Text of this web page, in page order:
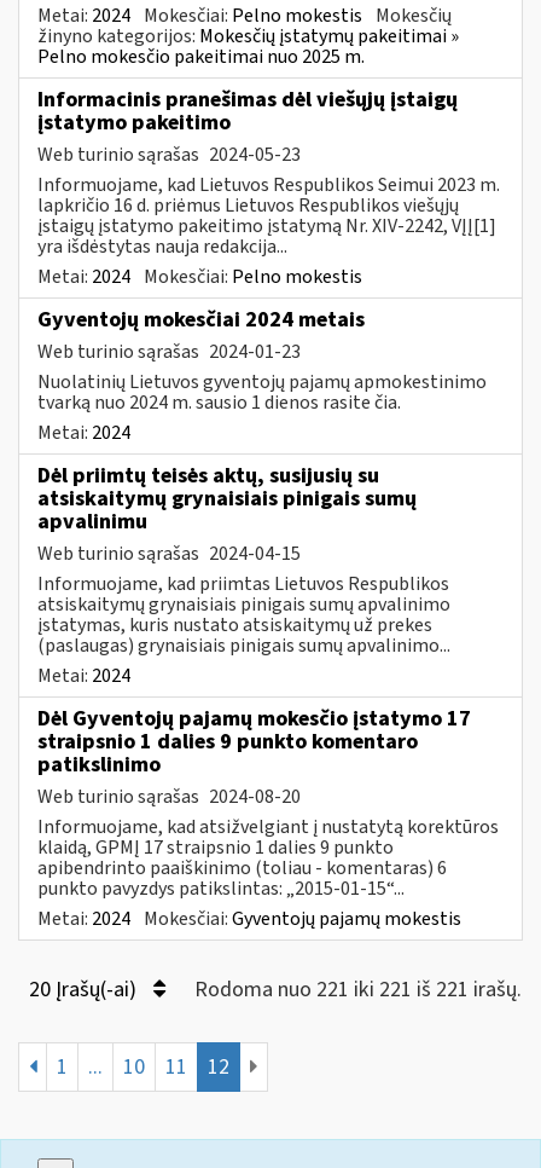
Metai: 2024 Mokesčiai: Pelno mokestis Mokesčių
žinyno kategorijos: Mokesčių įstatymų pakeitimai »
Pelno mokesčio pakeitimai nuo 2025 m.
Informacinis pranešimas dėl viešųjų įstaigų
įstatymo pakeitimo
Web turinio sąrašas 2024-05-23
Informuojame, kad Lietuvos Respublikos Seimui 2023 m.
lapkričio 16 d. priėmus Lietuvos Respublikos viešųjų
įstaigų įstatymo pakeitimo įstatymą Nr. XIV-2242, VĮĮ[1]
yra išdėstytas nauja redakcija...
Metai: 2024 Mokesčiai: Pelno mokestis
Gyventojų mokesčiai 2024 metais
Web turinio sąrašas 2024-01-23
Nuolatinių Lietuvos gyventojų pajamų apmokestinimo
tvarką nuo 2024 m. sausio 1 dienos rasite čia.
Metai: 2024
Dėl priimtų teisės aktų, susijusių su
atsiskaitymų grynaisiais pinigais sumų
apvalinimu
Web turinio sąrašas 2024-04-15
Informuojame, kad priimtas Lietuvos Respublikos
atsiskaitymų grynaisiais pinigais sumų apvalinimo
įstatymas, kuris nustato atsiskaitymų už prekes
(paslaugas) grynaisiais pinigais sumų apvalinimo...
Metai: 2024
Dėl Gyventojų pajamų mokesčio įstatymo 17
straipsnio 1 dalies 9 punkto komentaro
patikslinimo
Web turinio sąrašas 2024-08-20
Informuojame, kad atsižvelgiant į nustatytą korektūros
klaidą, GPMĮ 17 straipsnio 1 dalies 9 punkto
apibendrinto paaiškinimo (toliau - komentaras) 6
punkto pavyzdys patikslintas: „2015-01-15“...
Metai: 2024 Mokesčiai:Gyventojų pajamų mokestis
20 Įrašų(-ai) Rodoma nuo 221 iki 221 iš 221 irašų.
1 ... 10 11 12